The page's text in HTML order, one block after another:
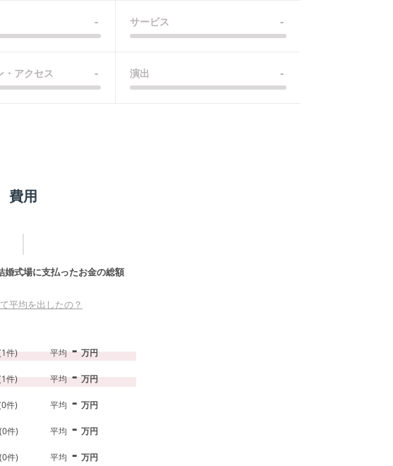
- サービス -
・アクセス - 演出 -
費用
婚式場に支払ったお金の総額
平均を出したの？
1件) 平均 - 万円
1件) 平均 - 万円
0件) 平均 - 万円
(0件) 平均 - 万円
(0件) 平均 - 万円